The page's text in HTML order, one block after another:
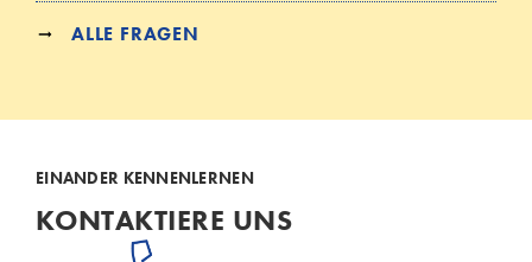
ALLE FRAGEN
EINANDER KENNENLERNEN
KONTAKTIERE UNS